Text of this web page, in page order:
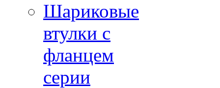
Шариковые
втулки с
фланцем
серии